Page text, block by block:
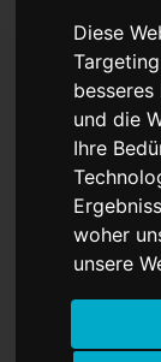
Diese
und die
Ihre
woher
unsere